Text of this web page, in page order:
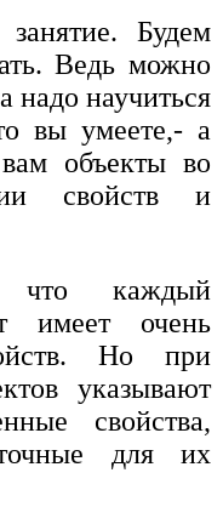
Будем
Ведь можно
надо научиться
вы умеете,- а
объекты во
свойств и
каждый
имеет очень
Но при
указывают
свойства,
для их